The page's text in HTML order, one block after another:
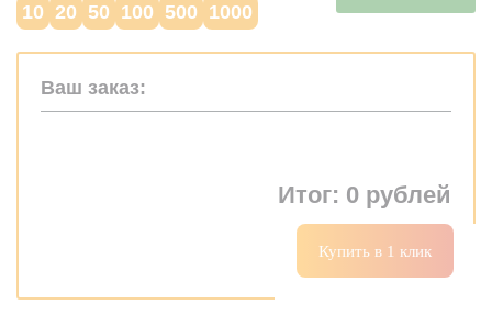
10 20 50 100 500 1000
Ваш заказ:
Итог: 0 рублей
Купить в 1 клик